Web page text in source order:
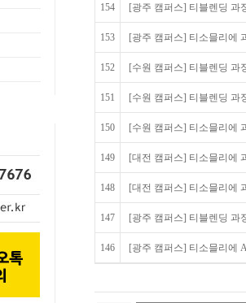
154 [광주 캠퍼스] 티블렌딩 과
153 [광주 캠퍼스] 티소믈리에
152 [수원 캠퍼스] 티블렌딩 과
151 [수원 캠퍼스] 티블렌딩 과
150 [수원 캠퍼스] 티소믈리에
149 [대전 캠퍼스] 티소믈리에
148 [대전 캠퍼스] 티소믈리에
147 [광주 캠퍼스] 티블렌딩 과
146 [광주 캠퍼스] 티소믈리에